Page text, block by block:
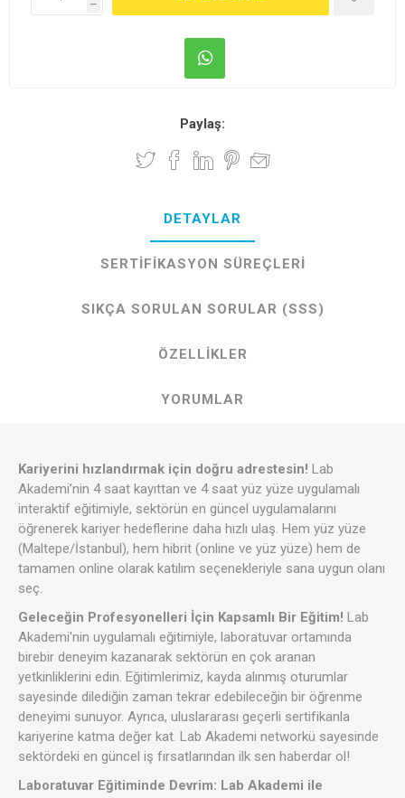
h
Paylaş:
DETAYLAR
SERTIFIKASYON SÜREÇLERI
SIKÇA SORULAN SORULAR (SSS)
ÖZELLIKLER
YORUMLAR
Kariyerini hızlandırmak için doğru adrestesin! Lab
Akademi’nin 4 saat kayıttan ve 4 saat yüz yüze uygulamalı
interaktif eğitimiyle, sektörün en güncel uygulamalarını
öğrenerek kariyer hedeflerine daha hızlı ulaş. Hem yüz yüze
(Maltepe/İstanbul), hem hibrit (online ve yüz yüze) hem de
tamamen online olarak katılım seçenekleriyle sana uygun olanı
seç.
Geleceğin Profesyonelleri İçin Kapsamlı Bir Eğitim! Lab
Akademi'nin uygulamalı eğitimiyle, laboratuvar ortamında
birebir deneyim kazanarak sektörün en çok aranan
yetkinliklerini edin. Eğitimlerimiz, kayda alınmış oturumlar
sayesinde dilediğin zaman tekrar edebileceğin bir öğrenme
deneyimi sunuyor. Ayrıca, uluslararası geçerli sertifikanla
kariyerine katma değer kat. Lab Akademi networkü sayesinde
sektördeki en güncel iş fırsatlarından ilk sen haberdar ol!
Laboratuvar Eğitiminde Devrim: Lab Akademi ile